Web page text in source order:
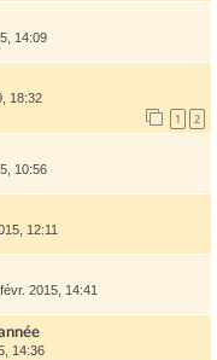
14:09
18:32
1 2
10:56
12:11
2015, 14:41
14:36